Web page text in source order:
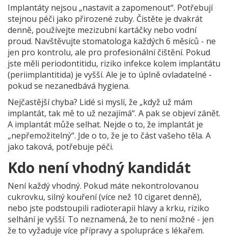
Implantáty nejsou „nastavit a zapomenout“. Potřebují
stejnou péči jako přirozené zuby. Čistěte je dvakrát
denně, používejte mezizubní kartáčky nebo vodní
proud. Navštěvujte stomatologa každých 6 měsíců - ne
jen pro kontrolu, ale pro profesionální čištění. Pokud
jste měli periodontitidu, riziko infekce kolem implantátu
(periimplantitida) je vyšší. Ale je to úplně ovladatelné -
pokud se nezanedbává hygiena.
Nejčastější chyba? Lidé si myslí, že „když už mám
implantát, tak mě to už nezajímá“. A pak se objeví zánět.
A implantát může selhat. Nejde o to, že implantát je
„nepřemožitelný“. Jde o to, že je to část vašeho těla. A
jako taková, potřebuje péči.
Kdo není vhodný kandidát
Není každý vhodný. Pokud máte nekontrolovanou
cukrovku, silný kouření (více než 10 cigaret denně),
nebo jste podstoupili radioterapii hlavy a krku, riziko
selhání je vyšší. To neznamená, že to není možné - jen
že to vyžaduje více přípravy a spolupráce s lékařem.